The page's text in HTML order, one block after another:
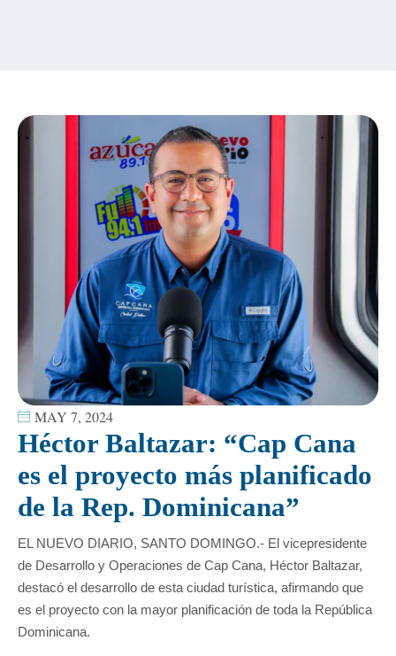
MAY 7, 2024
Héctor Baltazar: “Cap Cana
es el proyecto más planificado
de la Rep. Dominicana”
EL NUEVO DIARIO, SANTO DOMINGO.- El vicepresidente
de Desarrollo y Operaciones de Cap Cana, Héctor Baltazar,
destacó el desarrollo de esta ciudad turística, afirmando que
es el proyecto con la mayor planificación de toda la República
Dominicana.